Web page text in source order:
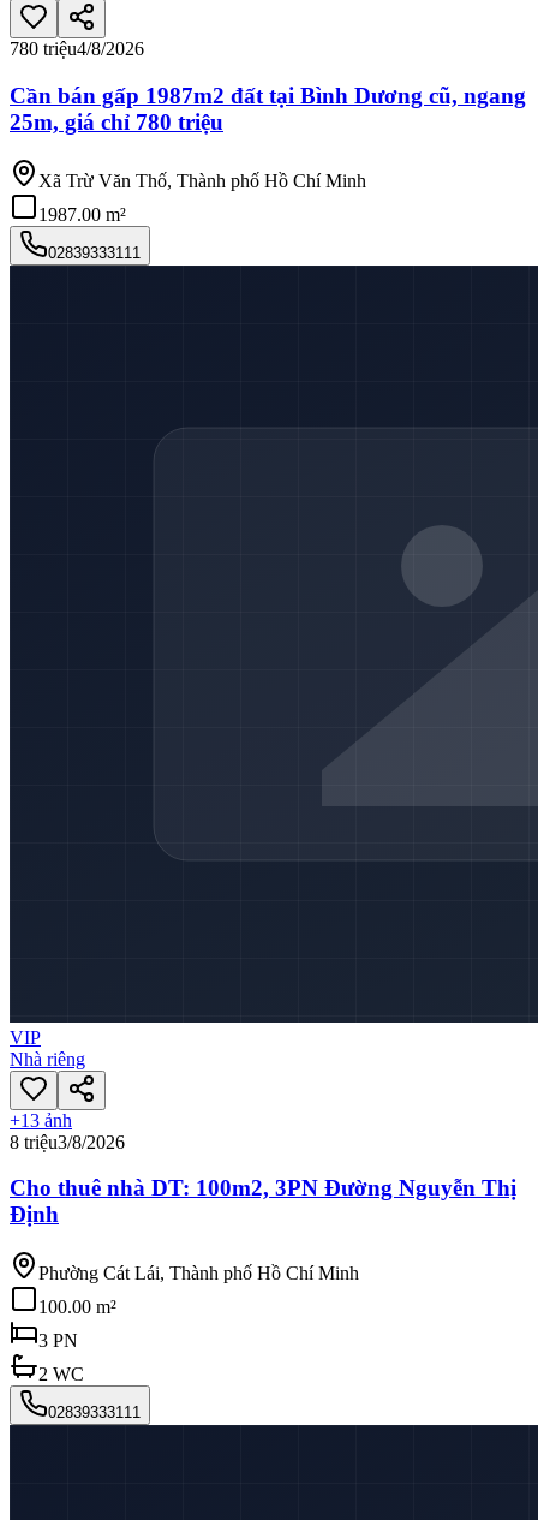
780 triệu4/8/2026
Cần bán gấp 1987m2 đất tại Bình Dương cũ, ngang
25m, giá chỉ 780 triệu
Xã Trừ Văn Thố, Thành phố Hồ Chí Minh
1987.00 m²
02839333111
VIP
Nhà riêng
+13 ảnh
8 triệu3/8/2026
Cho thuê nhà DT: 100m2, 3PN Đường Nguyễn Thị
Định
Phường Cát Lái, Thành phố Hồ Chí Minh
100.00 m²
3 PN
2 WC
02839333111